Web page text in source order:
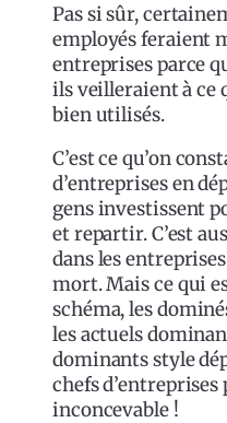
Pas si sûr,
employés feraient
entreprises parce
ils veilleraient à ce
bien utilisés.
C’est ce qu’on
d’entreprises en
gens investissent
et repartir. C’est
dans les
mort. Mais ce qui
schéma, les
les actuels
dominants style
chefs d’entreprises
inconcevable !